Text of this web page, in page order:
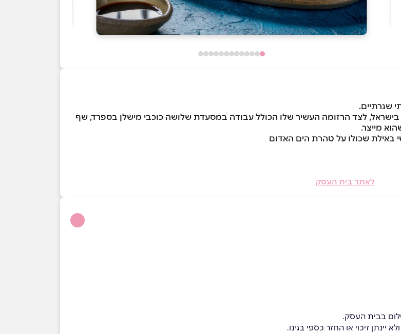
שגרתיים.
לצד הרזומה העשיר שלו הכולל עבודה במסעדת שלושה כוכבי מישלן בספרד, שף
מייצר.
באילת שכולו על טהרת הים האדום
לאתר בית העסק
בבית העסק.
זיכוי או החזר כספי בגינו.